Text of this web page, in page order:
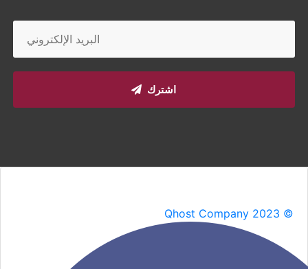
اشترك
Qhost Company 2023 ©